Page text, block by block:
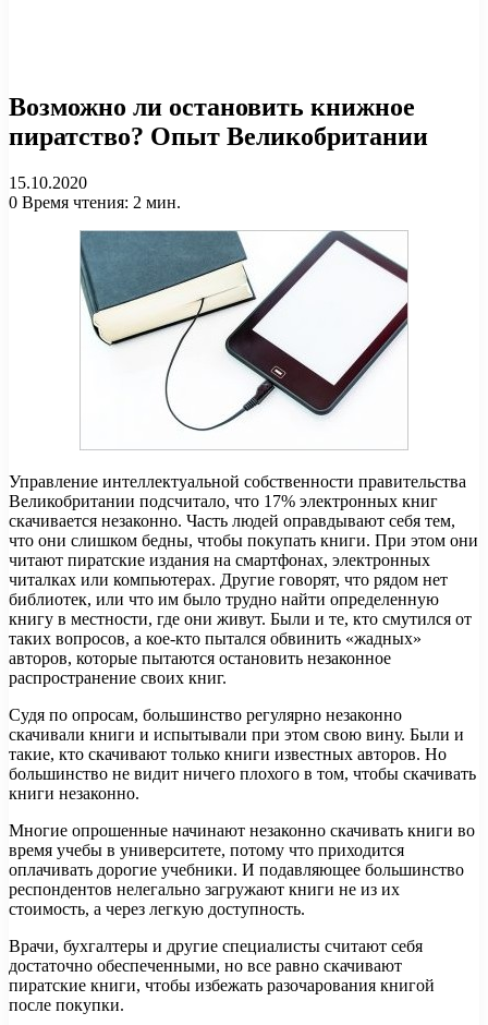
Возможно ли остановить книжное
пиратство? Опыт Великобритании
15.10.2020
0 Время чтения: 2 мин.
Управление интеллектуальной собственности правительства
Великобритании подсчитало, что 17% электронных книг
скачивается незаконно. Часть людей оправдывают себя тем,
что они слишком бедны, чтобы покупать книги. При этом они
читают пиратские издания на смартфонах, электронных
читалках или компьютерах. Другие говорят, что рядом нет
библиотек, или что им было трудно найти определенную
книгу в местности, где они живут. Были и те, кто смутился от
таких вопросов, а кое-кто пытался обвинить «жадных»
авторов, которые пытаются остановить незаконное
распространение своих книг.
Судя по опросам, большинство регулярно незаконно
скачивали книги и испытывали при этом свою вину. Были и
такие, кто скачивают только книги известных авторов. Но
большинство не видит ничего плохого в том, чтобы скачивать
книги незаконно.
Многие опрошенные начинают незаконно скачивать книги во
время учебы в университете, потому что приходится
оплачивать дорогие учебники. И подавляющее большинство
респондентов нелегально загружают книги не из их
стоимость, а через легкую доступность.
Врачи, бухгалтеры и другие специалисты считают себя
достаточно обеспеченными, но все равно скачивают
пиратские книги, чтобы избежать разочарования книгой
после покупки.